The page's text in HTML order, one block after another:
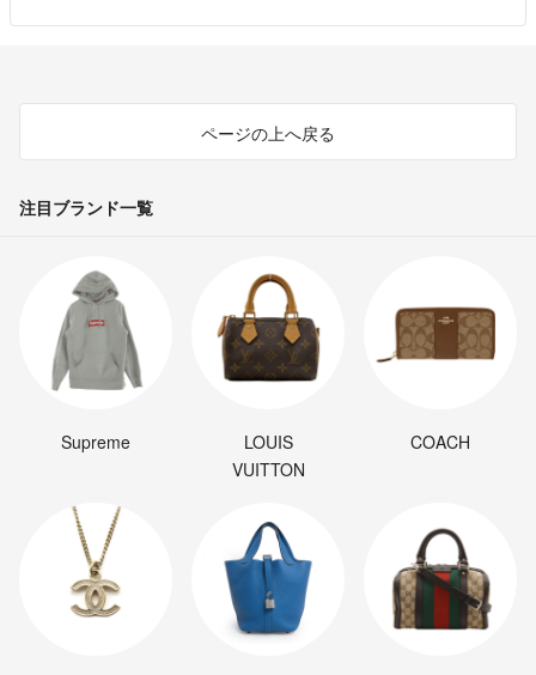
ページの上へ戻る
注目ブランド一覧
Supreme
LOUIS
VUITTON
COACH